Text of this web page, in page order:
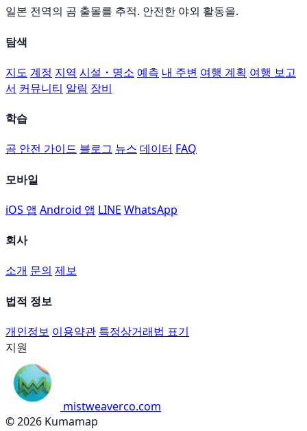
일본 전역의 곰 출몰를 추적. 안전한 야외 활동을.
탐색
지도 계정 지역 시설・명소 예측 내 주변 여행 계획 여행 보고
서 커뮤니티 알림 장비
학습
곰 안전 가이드 블로그 뉴스 데이터 FAQ
모바일
iOS 앱 Android 앱 LINE WhatsApp
회사
소개 문의 제보
법적 정보
개인정보 이용약관 특정상거래법 표기
지원
mistweaverco.com
© 2026 Kumamap